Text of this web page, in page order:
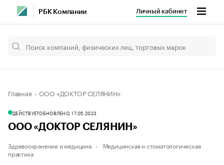
РБК Компании Личный кабинет
Главная ООО «ДОКТОР СЕЛЯНИН»
ДЕЙСТВУЕТОБНОВЛЕНО, 17.05.2023
ООО «ДОКТОР СЕЛЯНИН»
Здравоохранение и медицина
Медицинская и стоматологическая
практика